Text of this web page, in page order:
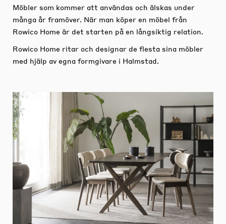
Möbler som kommer att användas och älskas under
många år framöver. När man köper en möbel från
Rowico Home är det starten på en långsiktig relation.
Rowico Home ritar och designar de flesta sina möbler
med hjälp av egna formgivare i Halmstad.